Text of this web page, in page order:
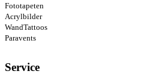
Fototapeten
Acrylbilder
WandTattoos
Paravents
Service